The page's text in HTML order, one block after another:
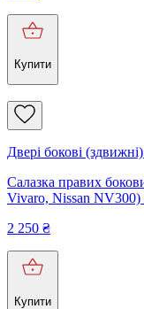
Купити
Двері бокові
Салазка правих
Vivaro, Nissan
2 250 ₴
Купити